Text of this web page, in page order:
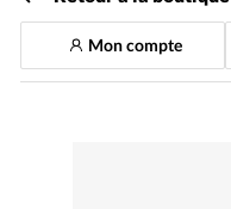
Tous les articles
Faire un don
Mon compte